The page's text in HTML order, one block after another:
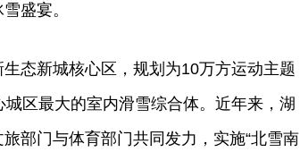
盛宴。
态新城核心区，规划为10万方运动主题
区最大的室内滑雪综合体。近年来，湖
部门与体育部门共同发力，实施“北雪南